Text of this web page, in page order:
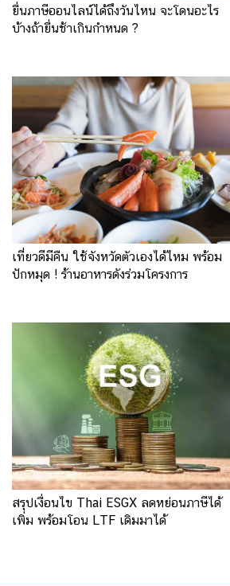
ยื่นภาษีออนไลน์ได้ถึงวันไหน จะโดนอะไร
บ้างถ้ายื่นช้าเกินกำหนด ?
เที่ยวดีมีคืน ใช้จังหวัดตัวเองได้ไหม พร้อม
ปักหมุด ! ร้านอาหารดังร่วมโครงการ
สรุปเงื่อนไข Thai ESGX ลดหย่อนภาษีได้
เพิ่ม พร้อมโอน LTF เดิมมาได้